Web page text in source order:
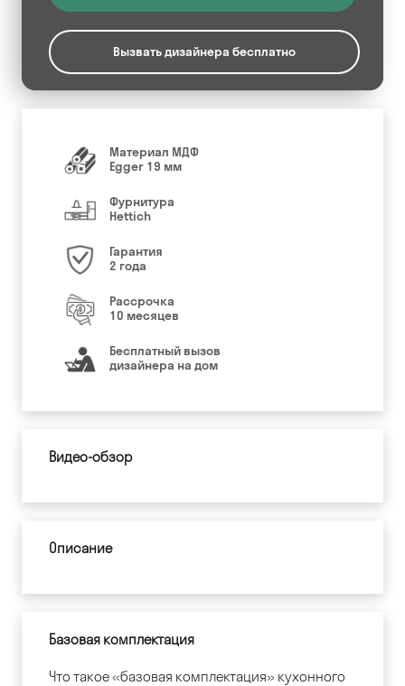
Вызвать дизайнера бесплатно
Материал МДФ
Egger 19 мм
Фурнитура
Hettich
Гарантия
2 года
Рассрочка
10 месяцев
Бесплатный вызов
дизайнера на дом
Видео-обзор
Описание
Базовая комплектация
Что такое «базовая комплектация» кухонного